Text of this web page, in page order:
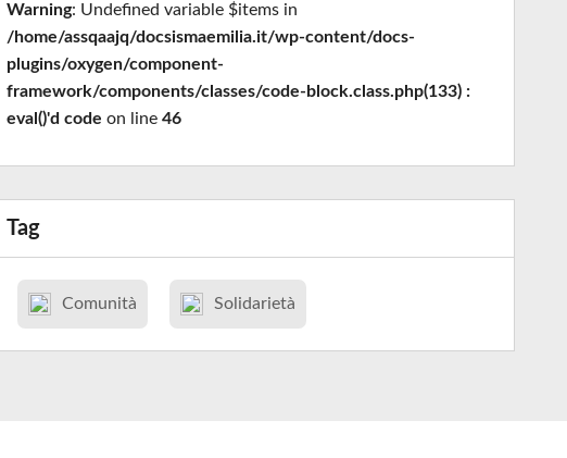
Warning: Undefined variable $items in
/home/assqaajq/docsismaemilia.it/wp-content/docs-
plugins/oxygen/component-
framework/components/classes/code-block.class.php(133) :
eval()'d code on line 46
Tag
Comunità Solidarietà